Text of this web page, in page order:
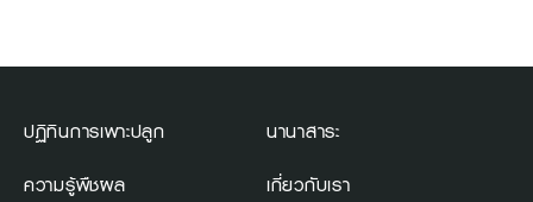
ปฏิทินการเพาะปลูก
ความรู้พืชผล
นานาสาระ
เกี่ยวกับเรา